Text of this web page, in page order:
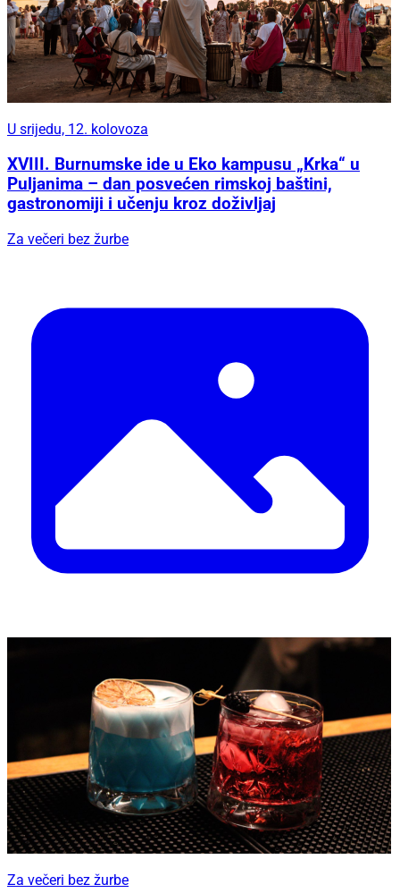
U srijedu, 12. kolovoza
XVIII. Burnumske ide u Eko kampusu „Krka“ u
Puljanima – dan posvećen rimskoj baštini,
gastronomiji i učenju kroz doživljaj
Za večeri bez žurbe
Za večeri bez žurbe